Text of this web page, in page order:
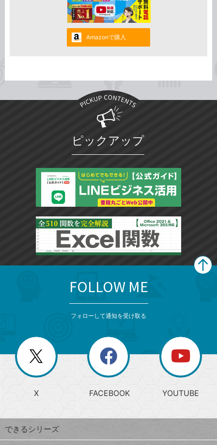
Amazonで購入
ピックアップ
じ
る
search
検
索
上
昇
ワ
ー
ド
閉
じ
る
ー
か
ら
探
す
FOLLOW ME
フォローして通知を受け取る
X FACEBOOK YOUTUBE
できるシリーズ